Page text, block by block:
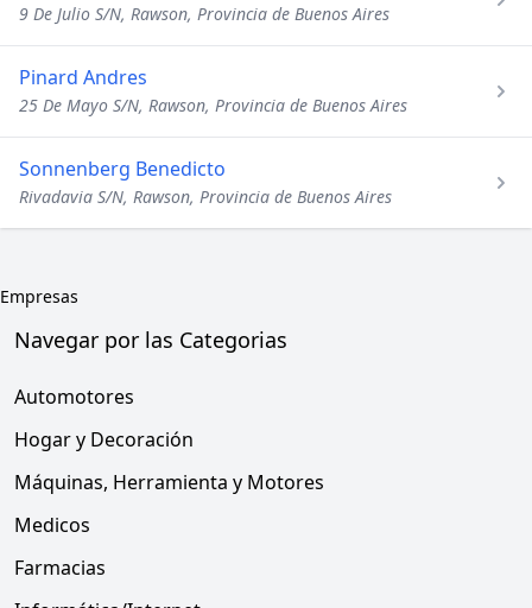
9 De Julio S/N, Rawson, Provincia de Buenos Aires
Pinard Andres
25 De Mayo S/N, Rawson, Provincia de Buenos Aires
Sonnenberg Benedicto
Rivadavia S/N, Rawson, Provincia de Buenos Aires
Empresas
Navegar por las Categorias
Automotores
Hogar y Decoración
Máquinas, Herramienta y Motores
Medicos
Farmacias